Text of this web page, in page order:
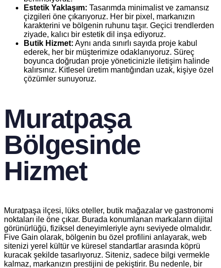
Estetik Yaklaşım: Tasarımda minimalist ve zamansız
çizgileri öne çıkarıyoruz. Her bir pixel, markanızın
karakterini ve bölgenin ruhunu taşır. Geçici trendlerden
ziyade, kalıcı bir estetik dil inşa ediyoruz.
Butik Hizmet: Aynı anda sınırlı sayıda proje kabul
ederek, her bir müşterimize odaklanıyoruz. Süreç
boyunca doğrudan proje yöneticinizle iletişim halinde
kalırsınız. Kitlesel üretim mantığından uzak, kişiye özel
çözümler sunuyoruz.
Muratpaşa
Bölgesinde
Hizmet
Muratpaşa ilçesi, lüks oteller, butik mağazalar ve gastronomi
noktaları ile öne çıkar. Burada konumlanan markaların dijital
görünürlüğü, fiziksel deneyimleriyle aynı seviyede olmalıdır.
Five Gain olarak, bölgenin bu özel profilini anlayarak, web
sitenizi yerel kültür ve küresel standartlar arasında köprü
kuracak şekilde tasarlıyoruz. Siteniz, sadece bilgi vermekle
kalmaz, markanızın prestijini de pekiştirir. Bu nedenle, bir